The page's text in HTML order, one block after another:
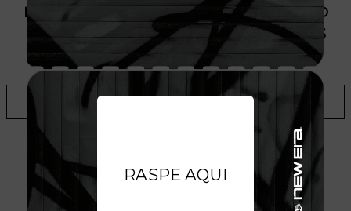
PRODUTO SEM ESTOQUE DÍSPONÍVEL NO
SITE, CONSULTE A DISPONIBILIDADE NAS
ADICIONAR A LISTA DE DESEJOS
TALVEZ VOCÊ GOSTE